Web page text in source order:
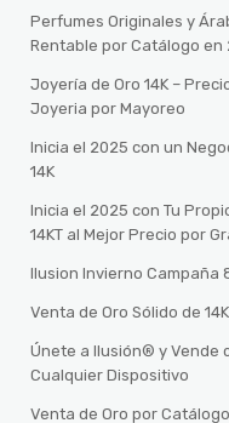
Perfumes Originales y
Rentable por Catálogo en
Joyería de Oro 14K –
Joyeria por Mayoreo
Inicia el 2025 con un
14K
Inicia el 2025 con Tu
14KT al Mejor Precio por
Ilusion Invierno Campaña
Venta de Oro Sólido de
Únete a Ilusión® y Vende
Cualquier Dispositivo
Venta de Oro por